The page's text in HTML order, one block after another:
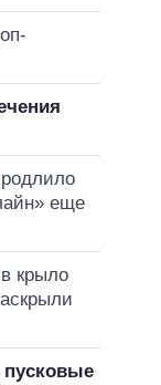
еще
крыло